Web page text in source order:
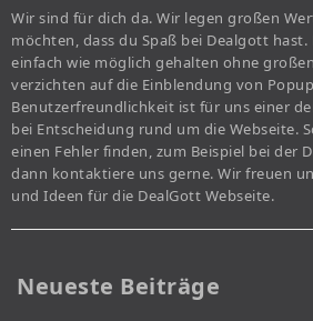
Wir sind für dich da. Wir legen großen
möchten, dass du Spaß bei Dealgott hast.
einfach wie möglich gehalten ohne
verzichten auf die Einblendung von
Benutzerfreundlichkeit ist für uns einer
bei Entscheidung rund um die Webseite.
einen Fehler finden, zum Beispiel bei der
dann kontaktiere uns gerne. Wir freuen
und Ideen für die DealGott Webseite.
Neueste Beiträge